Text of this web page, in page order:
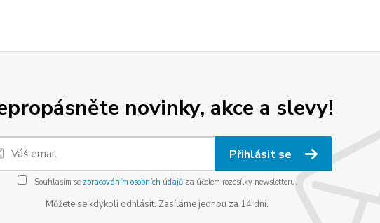
novinky, akce a slevy!
Přihlásit se
Souhlasím se zpracováním osobních údajůza účelem rozesílky newsletteru.
Můžete se kdykoli odhlásit. Zasíláme jednou za 14 dní.